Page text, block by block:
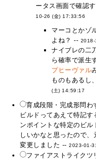
ータス画面で確認
10-26 (金) 17:33:56
マーコとかゾ
よね？ --
ナイブレの二
ら確率で派生
プヒーヴァル
ものもあるし
(土) 14:59:17
育成段階・完成形問わ
ビルドってあえて特記
ンポイントな特定のビ
しいかなと思ったので
変更しました --2023-01-
ファイアストライクツ